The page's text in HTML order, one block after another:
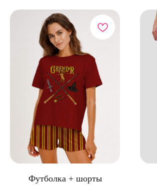
Футболка + шорты
ИНФОРМАЦИЯ
Уход за изделием
О бренде
Пижамы из хлопка
Нижнее белье
Публичная оферта
Контакты
ООО "ЦИФРОВАЯ ФАБРИКА"
Таблица размеров